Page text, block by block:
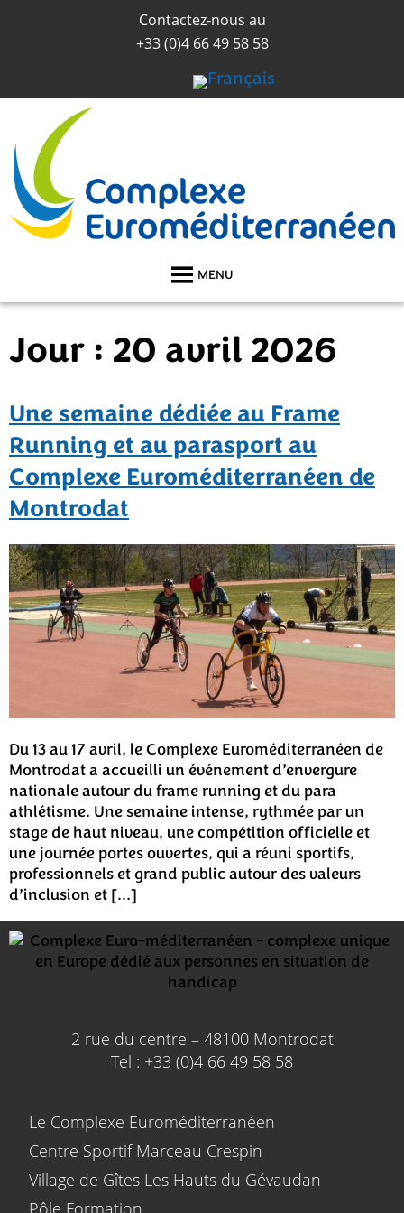
Contactez-nous au
+33 (0)4 66 49 58 58
MENU
Jour : 20 avril 2026
Une semaine dédiée au Frame
Running et au parasport au
Complexe Euroméditerranéen de
Montrodat
Du 13 au 17 avril, le Complexe Euroméditerranéen de
Montrodat a accueilli un événement d’envergure
nationale autour du frame running et du para
athlétisme. Une semaine intense, rythmée par un
stage de haut niveau, une compétition officielle et
une journée portes ouvertes, qui a réuni sportifs,
professionnels et grand public autour des valeurs
d’inclusion et […]
2 rue du centre – 48100 Montrodat
Tel : +33 (0)4 66 49 58 58
Le Complexe Euroméditerranéen
Centre Sportif Marceau Crespin
Village de Gîtes Les Hauts du Gévaudan
Pôle Formation